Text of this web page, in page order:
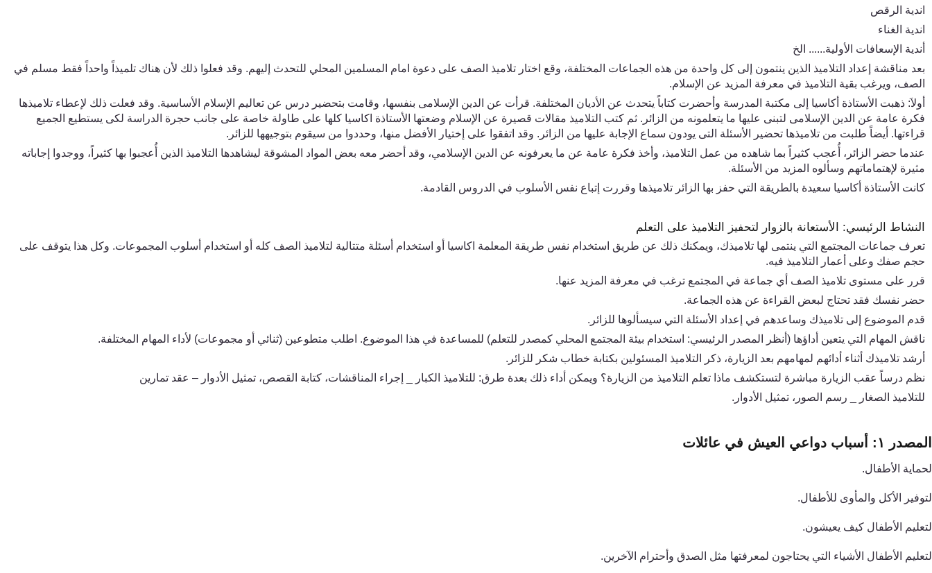
اندية الرقص
اندية الغناء
أندية الإسعافات الأولية...... الخ
بعد مناقشة إعداد التلاميذ الذين ينتمون إلى كل واحدة من هذه الجماعات المختلفة، وقع اختار تلاميذ الصف على دعوة امام المسلمين المحلي للتحدث إليهم. وقد فعلوا ذلك لأن هناك تلميذاً واحداً فقط مسلم في
الصف، ويرغب بقية التلاميذ في معرفة المزيد عن الإسلام.
أولاَ: ذهبت الأستاذة أكاسيا إلى مكتبة المدرسة وأحضرت كتاباً يتحدث عن الأديان المختلفة. قرأت عن الدين الإسلامى بنفسها، وقامت بتحضير درس عن تعاليم الإسلام الأساسية. وقد فعلت ذلك لإعطاء تلاميذها
فكرة عامة عن الدين الإسلامى لتبنى عليها ما يتعلمونه من الزائر. ثم كتب التلاميذ مقالات قصيرة عن الإسلام وضعتها الأستاذة اكاسيا كلها على طاولة خاصة على جانب حجرة الدراسة لكى يستطيع الجميع
قراءتها. أيضاً طلبت من تلاميذها تحضير الأسئلة التى يودون سماع الإجابة عليها من الزائر. وقد اتفقوا على إختيار الأفضل منها، وحددوا من سيقوم بتوجيهها للزائر.
عندما حضر الزائر ، أُعجب كثيراً بما شاهده من عمل التلاميذ، وأخذ فكرة عامة عن ما يعرفونه عن الدين الإسلامي، وقد أحضر معه بعض المواد المشوقة ليشاهدها التلاميذ الذين أُعجبوا بها كثيراً، ووجدوا إجاباته
مثيرة لإهتماماتهم وسألوه المزيد من الأسئلة.
كانت الأستاذة أ كاسيا سعيدة بالطريقة التي حفز بها الزائر تلاميذها وقررت إتباع نفس الأسلوب في الدروس القادمة.
النشاط الرئيسي: الأستعانة بالزوار لتحفيز التلاميذ على التعلم
تعرف جماعات المجتمع التي ينتمى لها تلاميذك، ويمكنك ذلك عن طريق استخدام نفس طريقة المعلمة اكاسيا أو استخدام أسئلة متتالية لتلاميذ الصف كله أو استخدام أسلوب المجموعات. وكل هذا يتوقف على
حجم صفك وعلى أعمار التلاميذ فيه.
قرر على مستوى تلاميذ الصف أي جماعة في المجتمع ترغب في معرفة المزيد عنها.
حضر نفسك فقد تحتاج لبعض القراءة عن هذه الجماعة.
قدم الموضوع إلى تلاميذك وساعدهم في إعداد الأسئلة التي سيسألوها للزائر.
ناقش المهام التي يتعين أداؤها (أنظر المصدر الرئيسي: استخدام بيئة المجتمع المحلي كمصدر للتعلم) للمساعدة في هذا الموضوع. اطلب متطوعين (ثنائي أو مجموعات) لأداء المهام المختلفة.
أرشد تلاميذك أثناء أدائهم لمهامهم بعد الزيارة، ذكر التلاميذ المسئولين بكتابة خطاب شكر للزائر.
نظم درساً عقب الزيارة مباشرة لتستكشف ماذا تعلم التلاميذ من الزيارة؟ ويمكن أداء ذلك بعدة طرق: للتلاميذ الكبار _ إجراء المناقشات، كتابة القصص، تمثيل الأدوار – عقد تمارين
للتلاميذ الصغار _ رسم الصور، تمثيل الأدوار .
المصدر ١: أسباب دواعي العيش في عائلات
لحماية الأطفال.
لتوفير الأكل والمأوى للأطفال.
لتعليم الأطفال كيف يعيشون.
لتعليم الأطفال الأشياء التي يحتاجون لمعرفتها مثل الصدق وأحترام الآخرين.